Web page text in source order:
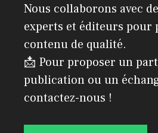
Nous collaborons avec
experts et éditeurs pour
contenu de qualité.
📩 Pour proposer un
publication ou un
contactez-nous !